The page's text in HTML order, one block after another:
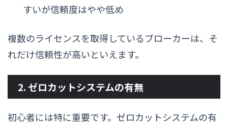
すいが信頼度はやや低め
複数のライセンスを取得しているブローカーは、そ
れだけ信頼性が高いといえます。
2. ゼロカットシステムの有無
初心者には特に重要です。ゼロカットシステムの有